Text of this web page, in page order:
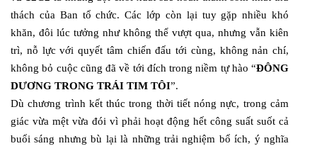
thách của Ban tổ chức. Các lớp còn lại tuy gặp nhiều khó
khăn, đôi lúc tưởng như không thể vượt qua, nhưng vẫn kiên
trì, nỗ lực với quyết tâm chiến đấu tới cùng, không nản chí,
không bỏ cuộc cũng đã về tới đích trong niềm tự hào “ĐÔNG
DƯƠNG TRONG TRÁI TIM TÔI”.
Dù chương trình kết thúc trong thời tiết nóng nực, trong cảm
giác vừa mệt vừa đói vì phải hoạt động hết công suất suốt cả
buổi sáng nhưng bù lại là những trải nghiệm bổ ích, ý nghĩa